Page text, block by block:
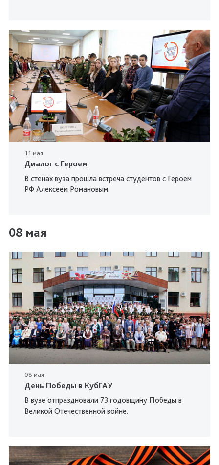
11 мая
Диалог с Героем
В стенах вуза прошла встреча студентов с Героем
РФ Алексеем Романовым.
08 мая
08 мая
День Победы в КубГАУ
В вузе отпраздновали 73 годовщину Победы в
Великой Отечественной войне.